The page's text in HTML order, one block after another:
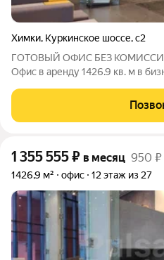
Химки, Куркинское шоссе,с2
ГОТОВЫЙ ОФИС БЕЗ КОМИССИИ АРЕНДНЫЕ КАНИКУЛЫ
Офис в аренду 1426.9 кв. м в
355 555 руб./месяц. Все
платежи). Коммунальные
1 355 555₽ в месяц 950 ₽
1426,9 м² офис 12 этаж из 27